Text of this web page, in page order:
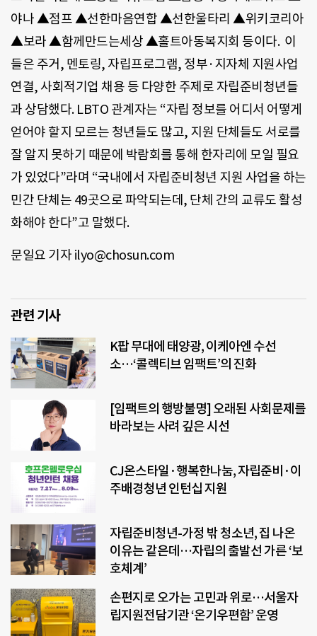
야나 ▲점프 ▲선한마음연합 ▲선한울타리 ▲위키코리아
▲보라 ▲함께만드는세상 ▲홀트아동복지회 등이다. 이
들은 주거, 멘토링, 자립프로그램, 정부·지자체 지원사업
연결, 사회적기업 채용 등 다양한 주제로 자립준비청년들
과 상담했다. LBTO 관계자는 “자립 정보를 어디서 어떻게
얻어야 할지 모르는 청년들도 많고, 지원 단체들도 서로를
잘 알지 못하기 때문에 박람회를 통해 한자리에 모일 필요
가 있었다”라며 “국내에서 자립준비청년 지원 사업을 하는
민간 단체는 49곳으로 파악되는데, 단체 간의 교류도 활성
화해야 한다”고 말했다.
문일요 기자 ilyo@chosun.com
관련 기사
K팝 무대에 태양광, 이케아엔 수선
소…‘콜렉티브 임팩트’의 진화
[임팩트의 행방불명] 오래된 사회문제를
바라보는 사려 깊은 시선
CJ온스타일·행복한나눔, 자립준비·이
주배경청년 인턴십 지원
자립준비청년-가정 밖 청소년, 집 나온
이유는 같은데…자립의 출발선 가른 ‘보
호체계’
손편지로 오가는 고민과 위로…서울자
립지원전담기관 ‘온기우편함’ 운영